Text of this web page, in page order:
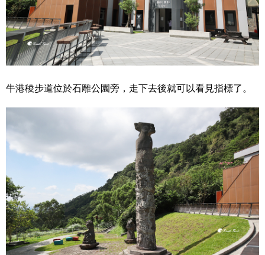
牛港稜步道位於石雕公園旁，走下去後就可以看見指標了。